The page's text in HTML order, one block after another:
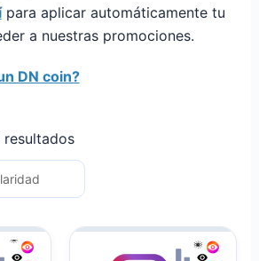
para aplicar automáticamente tu
a nuestras promociones.
DN coin?
resultados